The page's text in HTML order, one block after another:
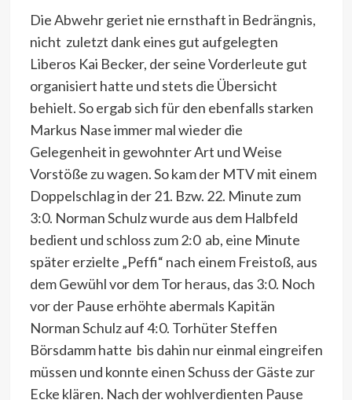
Die Abwehr geriet nie ernsthaft in Bedrängnis,
nicht zuletzt dank eines gut aufgelegten
Liberos Kai Becker, der seine Vorderleute gut
organisiert hatte und stets die Übersicht
behielt. So ergab sich für den ebenfalls starken
Markus Nase immer mal wieder die
Gelegenheit in gewohnter Art und Weise
Vorstöße zu wagen. So kam der MTV mit einem
Doppelschlag in der 21. Bzw. 22. Minute zum
3:0. Norman Schulz wurde aus dem Halbfeld
bedient und schloss zum 2:0 ab, eine Minute
später erzielte „Peffi“ nach einem Freistoß, aus
dem Gewühl vor dem Tor heraus, das 3:0. Noch
vor der Pause erhöhte abermals Kapitän
Norman Schulz auf 4:0. Torhüter Steffen
Börsdamm hatte bis dahin nur einmal eingreifen
müssen und konnte einen Schuss der Gäste zur
Ecke klären. Nach der wohlverdienten Pause